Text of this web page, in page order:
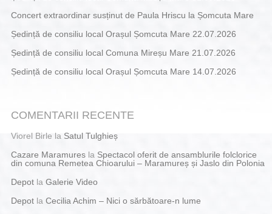
Concert extraordinar susținut de Paula Hriscu la Șomcuta Mare
Ședință de consiliu local Orașul Șomcuta Mare 22.07.2026
Ședință de consiliu local Comuna Mireșu Mare 21.07.2026
Ședință de consiliu local Orașul Șomcuta Mare 14.07.2026
COMENTARII RECENTE
Viorel Birle la Satul Tulghieș
Cazare Maramuresla Spectacol oferit de ansamblurile folclorice
din comuna Remetea Chioarului – Maramureș și Jaslo din Polonia
Depotla Galerie Video
Depotla Cecilia Achim – Nici o sărbătoare-n lume